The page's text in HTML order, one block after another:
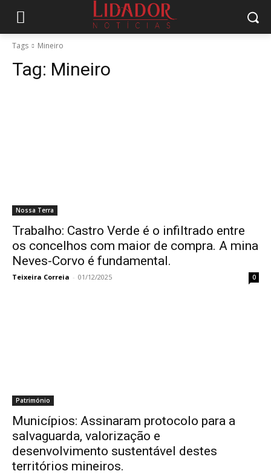
Tags Mineiro
Tag: Mineiro
Nossa Terra
Trabalho: Castro Verde é o infiltrado entre
os concelhos com maior de compra. A mina
Neves-Corvo é fundamental.
Teixeira Correia - 01/12/2025 0
Património
Municípios: Assinaram protocolo para a
salvaguarda, valorização e
desenvolvimento sustentável destes
territórios mineiros.